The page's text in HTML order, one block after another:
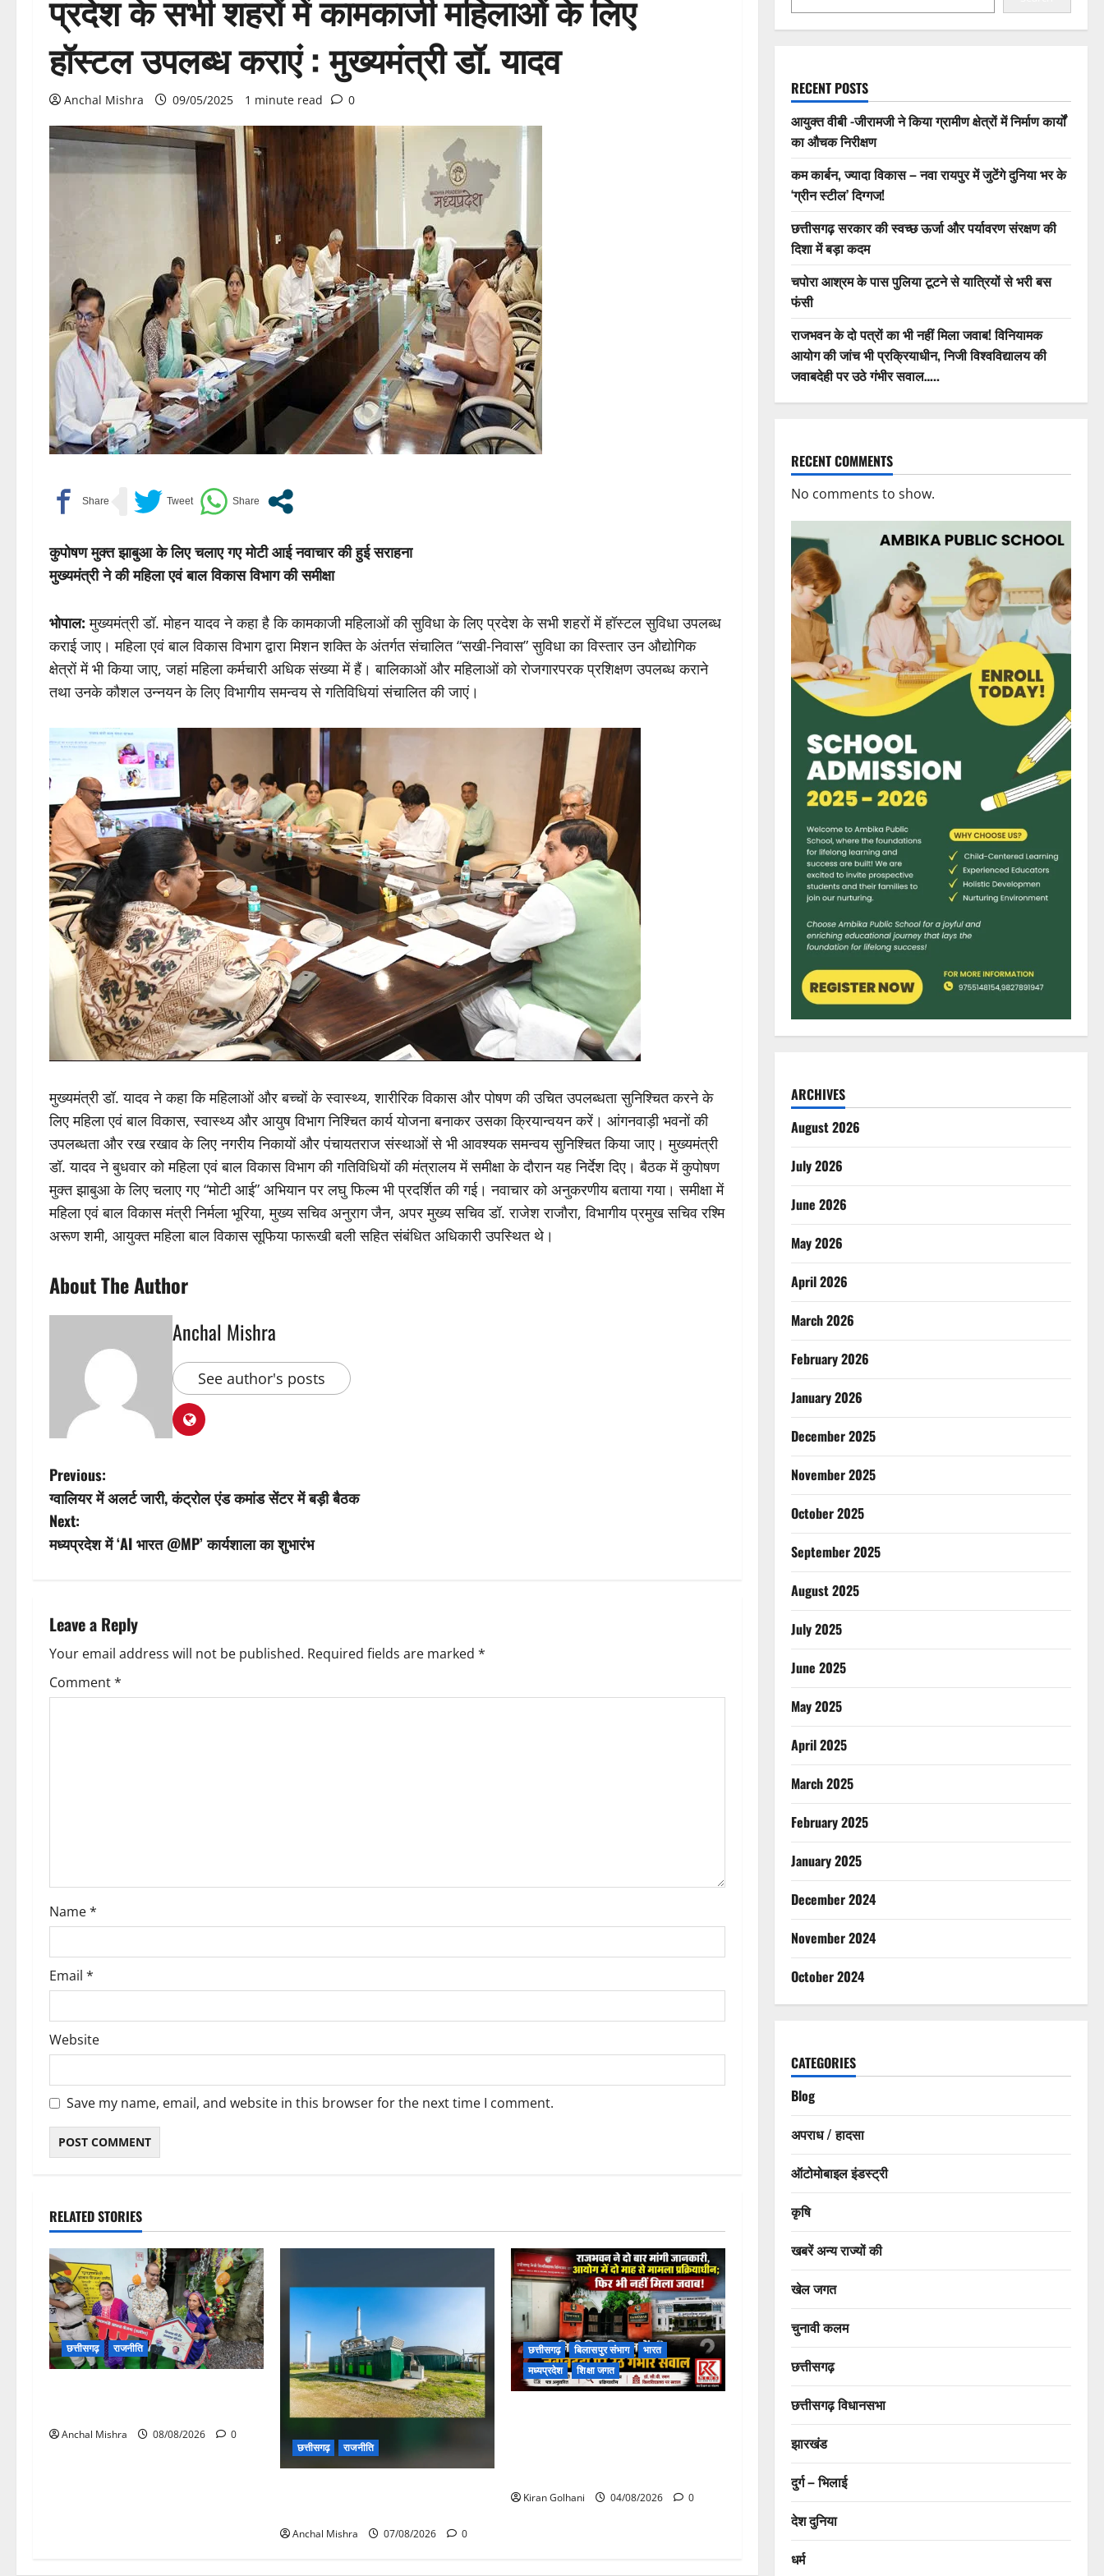
प्रदेश के सभी शहरों में कामकाजी महिलाओं के लिए
हॉस्टल उपलब्ध कराएं : मुख्यमंत्री डॉ. यादव
Anchal Mishra 09/05/2025 1 minute read 0
कुपोषण मुक्त झाबुआ के लिए चलाए गए मोटी आई नवाचार की हुई सराहना
मुख्यमंत्री ने की महिला एवं बाल विकास विभाग की समीक्षा
भोपाल: मुख्यमंत्री डॉ. मोहन यादव ने कहा है कि कामकाजी महिलाओं की सुविधा के लिए प्रदेश के सभी शहरों में हॉस्टल सुविधा उपलब्ध
कराई जाए। महिला एवं बाल विकास विभाग द्वारा मिशन शक्ति के अंतर्गत संचालित “सखी-निवास” सुविधा का विस्तार उन औद्योगिक
क्षेत्रों में भी किया जाए, जहां महिला कर्मचारी अधिक संख्या में हैं। बालिकाओं और महिलाओं को रोजगारपरक प्रशिक्षण उपलब्ध कराने
तथा उनके कौशल उन्नयन के लिए विभागीय समन्वय से गतिविधियां संचालित की जाएं।
मुख्यमंत्री डॉ. यादव ने कहा कि महिलाओं और बच्चों के स्वास्थ्य, शारीरिक विकास और पोषण की उचित उपलब्धता सुनिश्चित करने के
लिए महिला एवं बाल विकास, स्वास्थ्य और आयुष विभाग निश्चित कार्य योजना बनाकर उसका क्रियान्वयन करें। आंगनवाड़ी भवनों की
उपलब्धता और रख रखाव के लिए नगरीय निकायों और पंचायतराज संस्थाओं से भी आवश्यक समन्वय सुनिश्चित किया जाए। मुख्यमंत्री
डॉ. यादव ने बुधवार को महिला एवं बाल विकास विभाग की गतिविधियों की मंत्रालय में समीक्षा के दौरान यह निर्देश दिए। बैठक में कुपोषण
मुक्त झाबुआ के लिए चलाए गए “मोटी आई” अभियान पर लघु फिल्म भी प्रदर्शित की गई। नवाचार को अनुकरणीय बताया गया। समीक्षा में
महिला एवं बाल विकास मंत्री निर्मला भूरिया, मुख्य सचिव अनुराग जैन, अपर मुख्य सचिव डॉ. राजेश राजौरा, विभागीय प्रमुख सचिव रश्मि
अरूण शमी, आयुक्त महिला बाल विकास सूफिया फारूखी बली सहित संबंधित अधिकारी उपस्थित थे।
About The Author
Anchal Mishra
See author's posts
P
o
s
n
a
v
o
n
Previous:
ग्वालियर में अलर्ट जारी, कंट्रोल एंड कमांड सेंटर में बड़ी बैठक
Next:
मध्यप्रदेश में ‘AI भारत @MP’ कार्यशाला का शुभारंभ
Leave a Reply
Your email address will not be published. Required fields are marked *
Comment*
Name*
Email *
Website
Save my name, email, and website in this browser for the next time I comment.
RELATED STORIES
छत्तीसगढ़ राजनीति
Anchal Mishra 08/08/2026
0
छत्तीसगढ़
राजनीति
Anchal Mishra 07/08/2026 0
छत्तीसगढ़ बिलासपुर संभाग
भारत
मध्यप्रदेश
शिक्षा जगत
Kiran Golhani 04/08/2026 0
RECENT POSTS
आयुक्त वीबी -जीरामजी ने किया ग्रामीण क्षेत्रों में निर्माण कार्यों
का औचक निरीक्षण
कम कार्बन, ज्यादा विकास – नवा रायपुर में जुटेंगे दुनिया भर के
‘ग्रीन स्टील’ दिग्गज!
छत्तीसगढ़ सरकार की स्वच्छ ऊर्जा और पर्यावरण संरक्षण की
दिशा में बड़ा कदम
चपोरा आश्रम के पास पुलिया टूटने से यात्रियों से भरी बस
फंसी
राजभवन के दो पत्रों का भी नहीं मिला जवाब! विनियामक
आयोग की जांच भी प्रक्रियाधीन, निजी विश्वविद्यालय की
जवाबदेही पर उठे गंभीर सवाल…..
RECENT COMMENTS
No comments to show.
ARCHIVES
August 2026
July 2026
June 2026
May 2026
April 2026
March 2026
February 2026
January 2026
December 2025
November 2025
October 2025
September 2025
August 2025
July 2025
June 2025
May 2025
April 2025
March 2025
February 2025
January 2025
December 2024
November 2024
October 2024
CATEGORIES
Blog
अपराध / हादसा
ऑटोमोबाइल इंडस्ट्री
कृषि
खबरें अन्य राज्यों की
खेल जगत
चुनावी कलम
छत्तीसगढ़
छत्तीसगढ़ विधानसभा
झारखंड
दुर्ग – भिलाई
देश दुनिया
धर्म